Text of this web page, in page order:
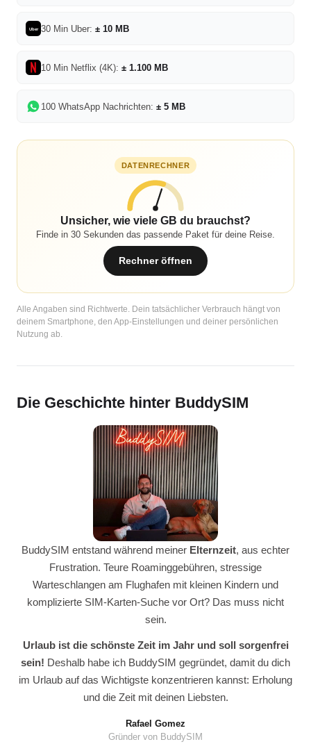
Uber 30 Min Uber: ± 10 MB
10 Min Netflix (4K): ± 1.100 MB
100 WhatsApp Nachrichten: ± 5 MB
DATENRECHNER
Unsicher, wie viele GB du brauchst?
Finde in 30 Sekunden das passende Paket für deine Reise.
Rechner öffnen
Alle Angaben sind Richtwerte. Dein tatsächlicher Verbrauch hängt von
deinem Smartphone, den App-Einstellungen und deiner persönlichen
Nutzung ab.
Die Geschichte hinter BuddySIM
BuddySIM entstand während meiner Elternzeit, aus echter
Frustration. Teure Roaminggebühren, stressige
Warteschlangen am Flughafen mit kleinen Kindern und
komplizierte SIM-Karten-Suche vor Ort? Das muss nicht
sein.
Urlaub ist die schönste Zeit im Jahr und soll sorgenfrei
sein! Deshalb habe ich BuddySIM gegründet, damit du dich
im Urlaub auf das Wichtigste konzentrieren kannst: Erholung
und die Zeit mit deinen Liebsten.
Rafael Gomez
Gründer von BuddySIM